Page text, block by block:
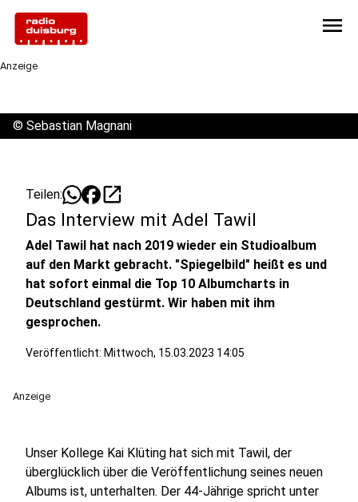
menu
Anzeige
© Sebastian Magnani
Teilen: open_in_new
Das Interview mit Adel Tawil
Adel Tawil hat nach 2019 wieder ein Studioalbum
auf den Markt gebracht. "Spiegelbild" heißt es und
hat sofort einmal die Top 10 Albumcharts in
Deutschland gestürmt. Wir haben mit ihm
gesprochen.
Veröffentlicht: Mittwoch, 15.03.2023 14:05
Anzeige
Unser Kollege Kai Klüting hat sich mit Tawil, der
überglücklich über die Veröffentlichung seines neuen
Albums ist, unterhalten. Der 44-Jährige spricht unter